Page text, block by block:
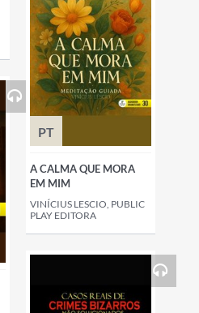
PT
A CALMA QUE MORA
EM MIM
VINÍCIUS LESCIO, PUBLIC
PLAY EDITORA